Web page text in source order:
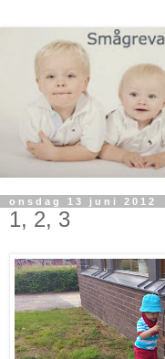
onsdag 13 juni 2012
1, 2, 3